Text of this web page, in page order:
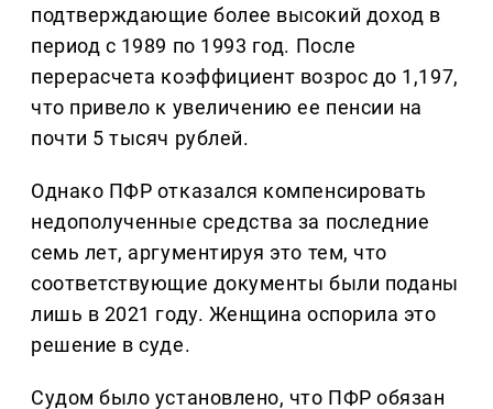
подтверждающие более высокий доход в
период с 1989 по 1993 год. После
перерасчета коэффициент возрос до 1,197,
что привело к увеличению ее пенсии на
почти 5 тысяч рублей.
Однако ПФР отказался компенсировать
недополученные средства за последние
семь лет, аргументируя это тем, что
соответствующие документы были поданы
лишь в 2021 году. Женщина оспорила это
решение в суде.
Судом было установлено, что ПФР обязан